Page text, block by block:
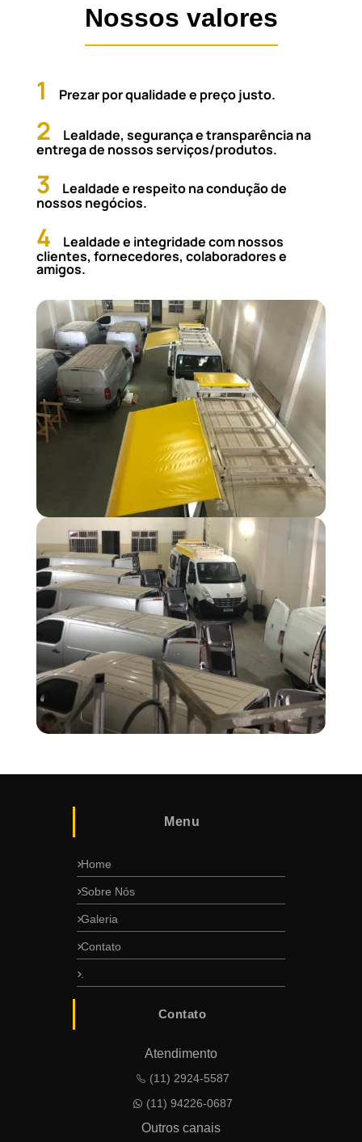
Nossos valores
1 Prezar por qualidade e preço justo.
2
Lealdade, segurança e transparência na
entrega de nossos serviços/produtos.
3
Lealdade e respeito na condução de
nossos negócios.
4
Lealdade e integridade com nossos
clientes, fornecedores, colaboradores e
amigos.
Menu
Home
Sobre Nós
Galeria
Contato
.
Contato
Atendimento
(11) 2924-5587
(11) 94226-0687
Outros canais